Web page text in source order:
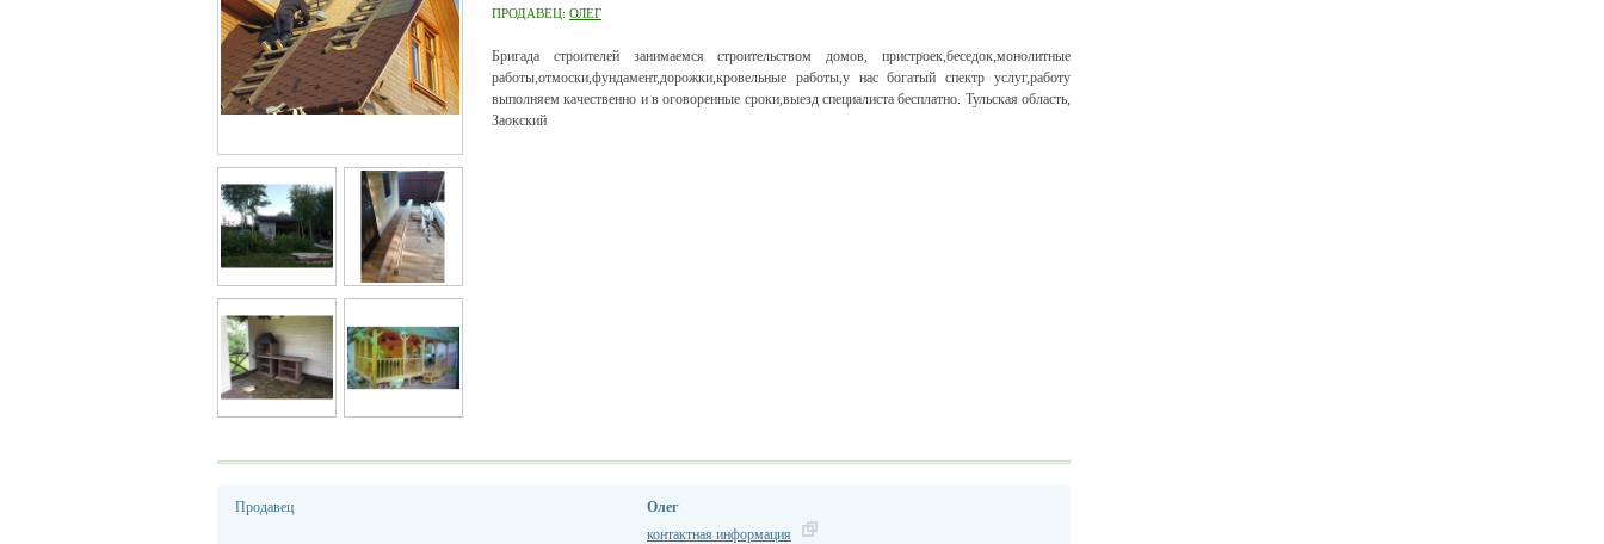
ПРОДАВЕЦ: ОЛЕГ
Бригада строителей занимаемся строительством домов, пристроек,беседок,монолитные
работы,отмоски,фундамент,дорожки,кровельные работы,у нас богатый спектр услуг,работу
выполняем качественно и в оговоренные сроки,выезд специалиста бесплатно. Тульская область,
Заокский
Продавец
Олег
контактная информация